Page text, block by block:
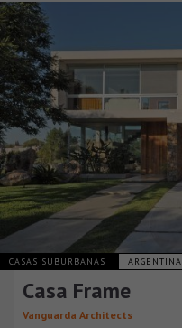
CASAS SUBURBANAS ARGENTINA
Casa Frame
Vanguarda Architects